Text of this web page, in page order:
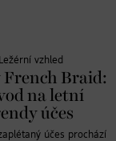
Ležérní vzhled
French Braid:
na letní
účes
účes prochází